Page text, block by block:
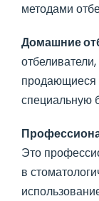
методами
Домашние
продающиеся
специальную
Это
в